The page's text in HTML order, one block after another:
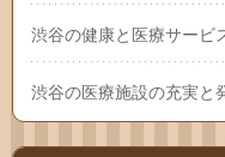
渋谷の健康と医療サービ
渋谷の医療施設の充実と